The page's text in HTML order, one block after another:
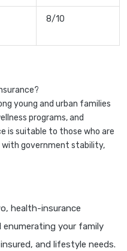
8/10
young and urban families
programs, and
is suitable to those who are
with government stability,
health-insurance
your family
and lifestyle needs.